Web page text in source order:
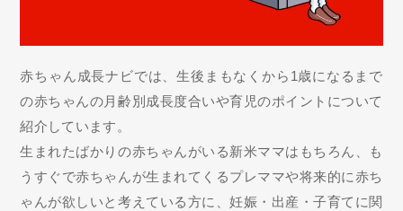
赤ちゃん成長ナビでは、生後まもなくから1歳になるまで
の赤ちゃんの月齢別成長度合いや育児のポイントについて
紹介しています。
生まれたばかりの赤ちゃんがいる新米ママはもちろん、も
うすぐで赤ちゃんが生まれてくるプレママや将来的に赤ち
ゃんが欲しいと考えている方に、妊娠・出産・子育てに関